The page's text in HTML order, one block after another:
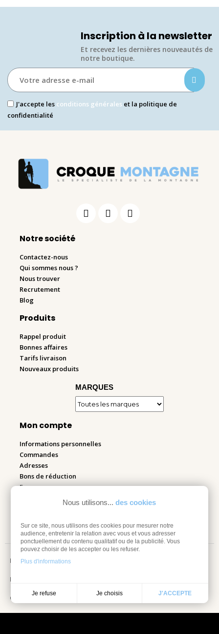
Nous utilisons... des cookies
Sur ce site, nous utilisons des cookies pour mesurer notre
audience, entretenir la relation avec vous et vous adresser
ponctuellement du contenu qualitatif ou de la publicité. Vous
pouvez choisir de les accepter ou les refuser.
Plus d'informations
Je refuse Je choisis J'ACCEPTE
Inscription à la newsletter
Et recevez les dernières nouveautés de
notre boutique.​
J'accepte les conditions générales et la politique de
confidentialité
Notre société
Contactez-nous
Qui sommes nous ?
Nous trouver
Recrutement
Blog
Produits
Rappel produit
Bonnes affaires
Tarifs livraison
Nouveaux produits
MARQUES
Mon compte
Informations personnelles
Commandes
Adresses
Bons de réduction
Espace pro
Mentions légales
Information sur les cookies
Conditions Générales de vente